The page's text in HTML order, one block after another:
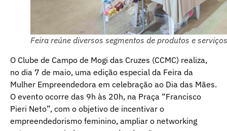
Feira reúne diversos segmentos de produtos e
O Clube de Campo de Mogi das Cruzes (CCMC) realiza,
no dia 7 de maio, uma edição especial da Feira da
Mulher Empreendedora em celebração ao Dia das Mães.
O evento ocorre das 9h às 20h, na Praça “Francisco
Pieri Neto”, com o objetivo de incentivar o
empreendedorismo feminino, ampliar o networking